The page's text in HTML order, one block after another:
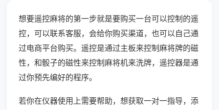
想要遥控麻将的第一步就是要购买一台可以控制的遥
控，可以联系客服，会给你购买渠道，也可以自己通
过电商平台购买。遥控是通过主板来控制麻将牌的磁
性，和骰子的磁性来控制麻将机来洗牌，遥控器是通
过你预先编好的程序。
若你在仪器使用上需要帮助，想获取一对一指导，添